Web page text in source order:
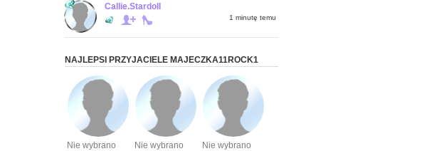
Callie.Stardoll
1 minutę temu
NAJLEPSI PRZYJACIELE MAJECZKA11ROCK1
Nie wybrano
Nie wybrano
Nie wybrano